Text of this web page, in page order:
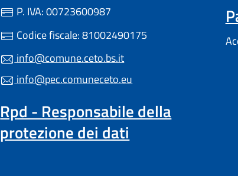
P. IVA: 00723600987
Codice fiscale: 81002490175
info@comune.ceto.bs.it
info@pec.comuneceto.eu
Rpd - Responsabile della
protezione dei dati